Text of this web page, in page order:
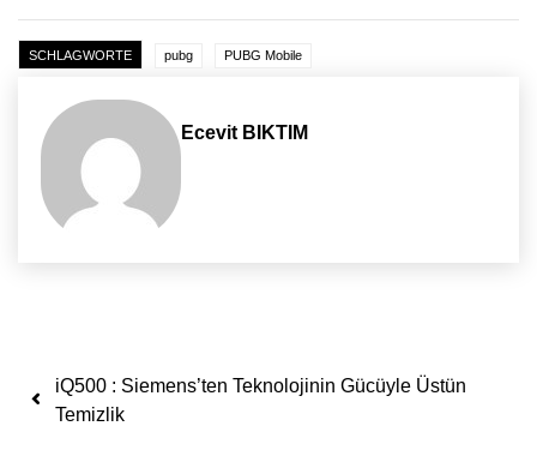
SCHLAGWORTE pubg PUBG Mobile
Ecevit BIKTIM
Yazı dolaşımı
iQ500 : Siemens’ten Teknolojinin Gücüyle Üstün
Temizlik